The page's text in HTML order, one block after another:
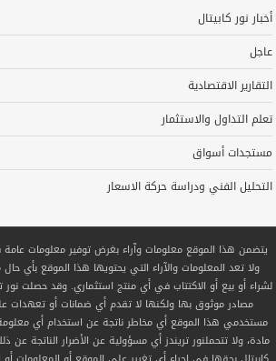
أخبار نور كابيتال
عاجل
التقارير الاقتصادية
تعلم التداول والاستثمار
مستجدات أسواق
التحليل الفني ودراسة حركة الاسعار
يتضمن هذا الموقع معلومات وآراء بغرض توفير معلومات عامة
ولا تعد المعلومات والآراء التي يحتويها هذا الموقع بأي
لشراء أو بيع أو الاكتتاب في أي منتج استثماري. وقد حصلت
مصادر موثوق بها ولكنها لا تقدم أي ضمانات أو تعهدات
مستخدمي هذا الموقع أي مخاطر ناتجة عن استخدام أي معلومة
مادة، ولا تتحملنور تريندز أي مسؤولية عن الأضرار الناتجة